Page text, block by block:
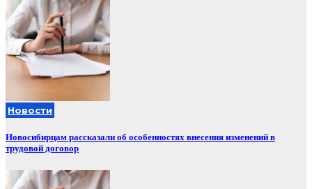
Новости
Новосибирцам рассказали об особенностях внесения изменений в
трудовой договор